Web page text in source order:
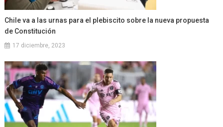
Chile va a las urnas para el plebiscito sobre la nueva propuesta
de Constitución
17 diciembre, 2023